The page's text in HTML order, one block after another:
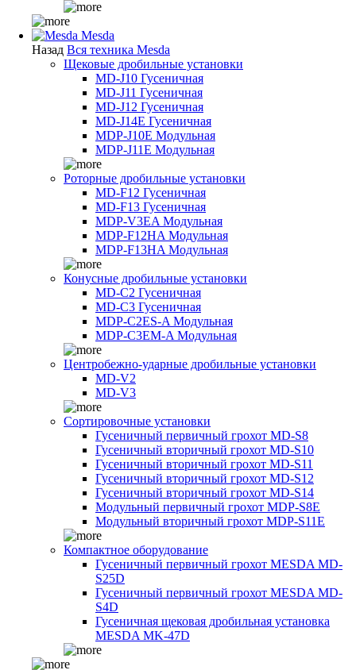
Mesda
Назад Вся техника Mesda
Щековые дробильные установки
MD-J10 Гусеничная
MD-J11 Гусеничная
MD-J12 Гусеничная
MD-J14E Гусеничная
MDP-J10E Модульная
MDP-J11E Модульная
Роторные дробильные установки
MD-F12 Гусеничная
MD-F13 Гусеничная
MDP-V3EA Модульная
MDP-F12HA Модульная
MDP-F13HA Модульная
Конусные дробильные установки
MD-C2 Гусеничная
MD-C3 Гусеничная
MDP-C2ES-A Модульная
MDP-C3EM-A Модульная
Центробежно-ударные дробильные установки
MD-V2
MD-V3
Сортировочные установки
Гусеничный первичный грохот MD-S8
Гусеничный вторичный грохот MD-S10
Гусеничный вторичный грохот MD-S11
Гусеничный вторичный грохот MD-S12
Гусеничный вторичный грохот MD-S14
Модульный первичный грохот MDP-S8E
Модульный вторичный грохот MDP-S11E
Компактное оборудование
Гусеничный первичный грохот MESDA MD-
S25D
Гусеничный первичный грохот MESDA MD-
S4D
Гусеничная щековая дробильная установка
MESDA MK-47D